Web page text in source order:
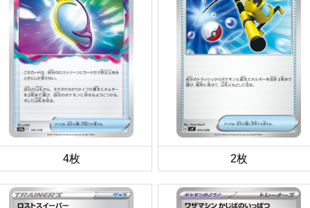
4枚 2枚